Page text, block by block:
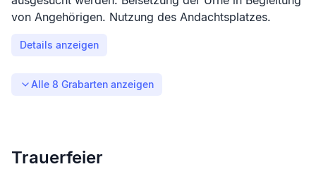
von Angehörigen. Nutzung des Andachtsplatzes.
Details anzeigen
Alle 8 Grabarten anzeigen
Trauerfeier